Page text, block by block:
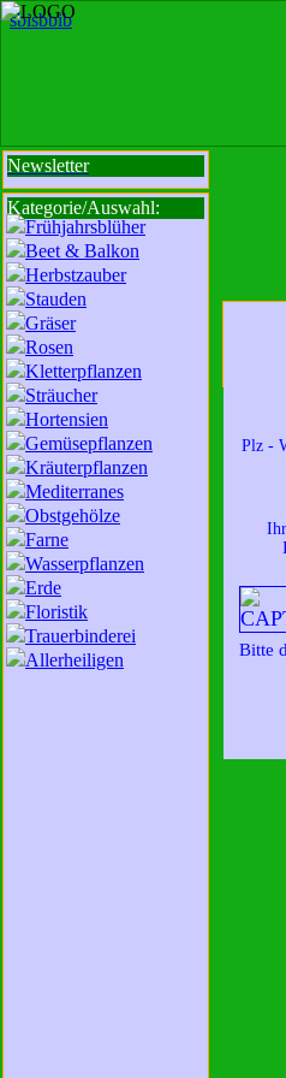
sbisbbib
Newsletter
Kategorie/Auswahl:
Frühjahrsblüher
Beet & Balkon
Herbstzauber
Stauden
Gräser
Rosen
Kletterpflanzen
Sträucher
Hortensien
Gemüsepflanzen
Kräuterpflanzen
Mediterranes
Obstgehölze
Farne
Wasserpflanzen
Erde
Floristik
Trauerbinderei
Allerheiligen
Plz -
Bitte
Mit